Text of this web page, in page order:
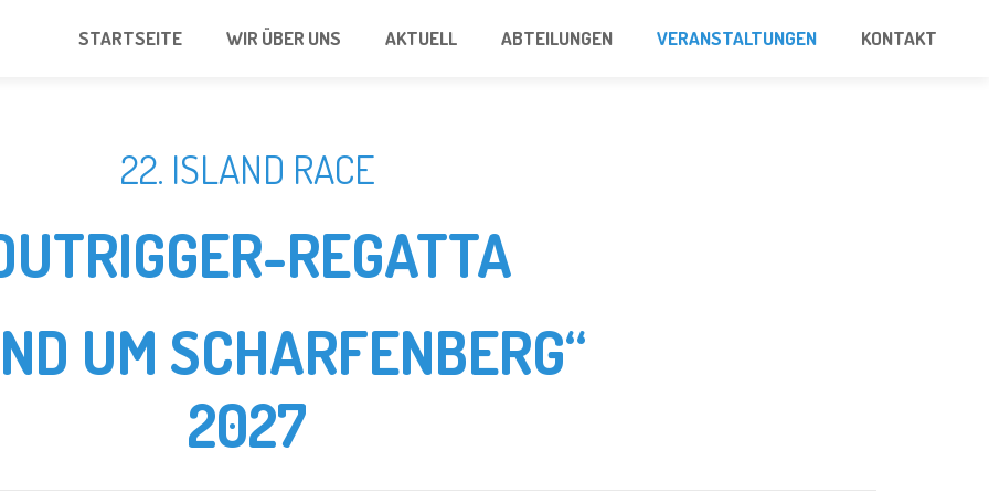
STARTSEITE WIR ÜBER UNS AKTUELL ABTEILUNGEN VERANSTALTUNGEN KONTAKT
22. ISLAND RACE
REGATTA
UM SCHARFENBERG“
2027